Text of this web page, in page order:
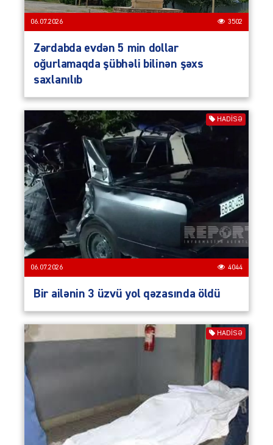
06.07.2026 3502
Zərdabda evdən 5 min dollar
oğurlamaqda şübhəli bilinən şəxs
saxlanılıb
HADISƏ
06.07.2026 4044
Bir ailənin 3 üzvü yol qəzasında öldü
HADISƏ